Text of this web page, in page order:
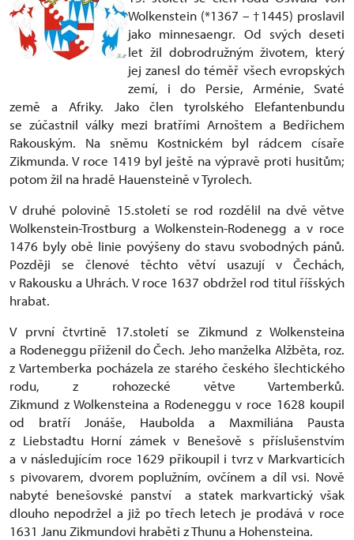
Wolkenstein (*1367 – †1445) proslavil
jako minnesaengr. Od svých deseti
let žil dobrodružným životem, který
jej zanesl do téměř všech evropských
zemí, i do Persie, Arménie, Svaté
země a Afriky. Jako člen tyrolského Elefantenbundu
se zúčastnil války mezi bratřími Arnoštem a Bedřichem
Rakouským. Na sněmu Kostnickém byl rádcem císaře
Zikmunda. V roce 1419 byl ještě na výpravě proti husitům;
potom žil na hradě Hauensteině v Tyrolech.
V druhé polovině 15.století se rod rozdělil na dvě větve
Wolkenstein-Trostburg a Wolkenstein-Rodenegg a v roce
1476 byly obě linie povýšeny do stavu svobodných pánů.
Později se členové těchto větví usazují v Čechách,
v Rakousku a Uhrách. V roce 1637 obdržel rod titul říšských
hrabat.
V první čtvrtině 17.století se Zikmund z Wolkensteina
a Rodeneggu přiženil do Čech. Jeho manželka Alžběta, roz.
z Vartemberka pocházela ze starého českého šlechtického
rodu, z rohozecké větve Vartemberků.
Zikmund z Wolkensteina a Rodeneggu v roce 1628 koupil
od bratří Jonáše, Haubolda a Maxmiliána Pausta
z Liebstadtu Horní zámek v Benešově s příslušenstvím
a v následujícím roce 1629 přikoupil i tvrz v Markvarticích
s pivovarem, dvorem poplužním, ovčínem a díl vsi. Nově
nabyté benešovské panství a statek markvartický však
dlouho nepodržel a již po třech letech je prodává v roce
1631 Janu Zikmundovi hraběti z Thunu a Hohensteina.